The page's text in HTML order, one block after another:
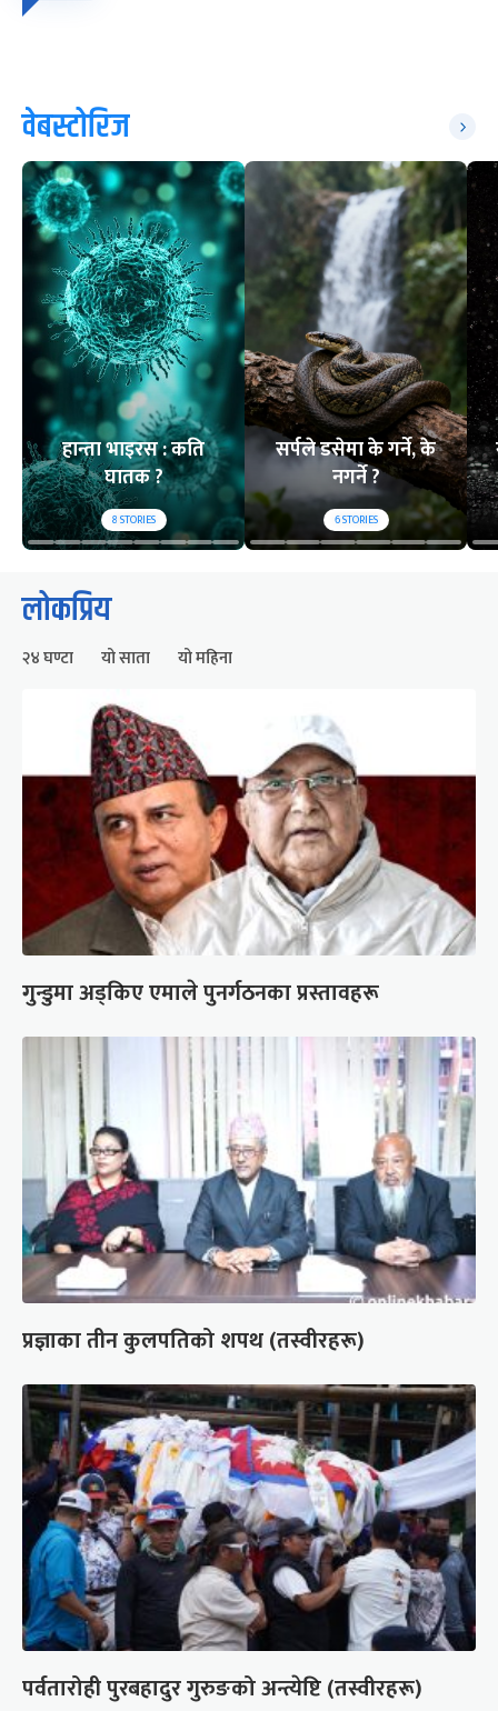
वेबस्टोरिज
हान्ता भाइरस : कति
घातक ?
8STORIES
सर्पले डसेमा के गर्ने, के
नगर्ने ?
6STORIES
लोकप्रिय
२४ घण्टा यो साता यो महिना
गुन्डुमा अड्किए एमाले पुनर्गठनका प्रस्तावहरू
प्रज्ञाका तीन कुलपतिको शपथ (तस्वीरहरू)
पर्वतारोही पुरबहादुर गुरुङको अन्त्येष्टि (तस्वीरहरू)